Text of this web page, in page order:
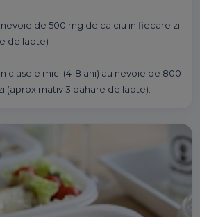
nevoie de 500 mg de calciu in fiecare zi
de lapte)
clasele mici (4-8 ani) au nevoie de 800
(aproximativ 3 pahare de lapte).